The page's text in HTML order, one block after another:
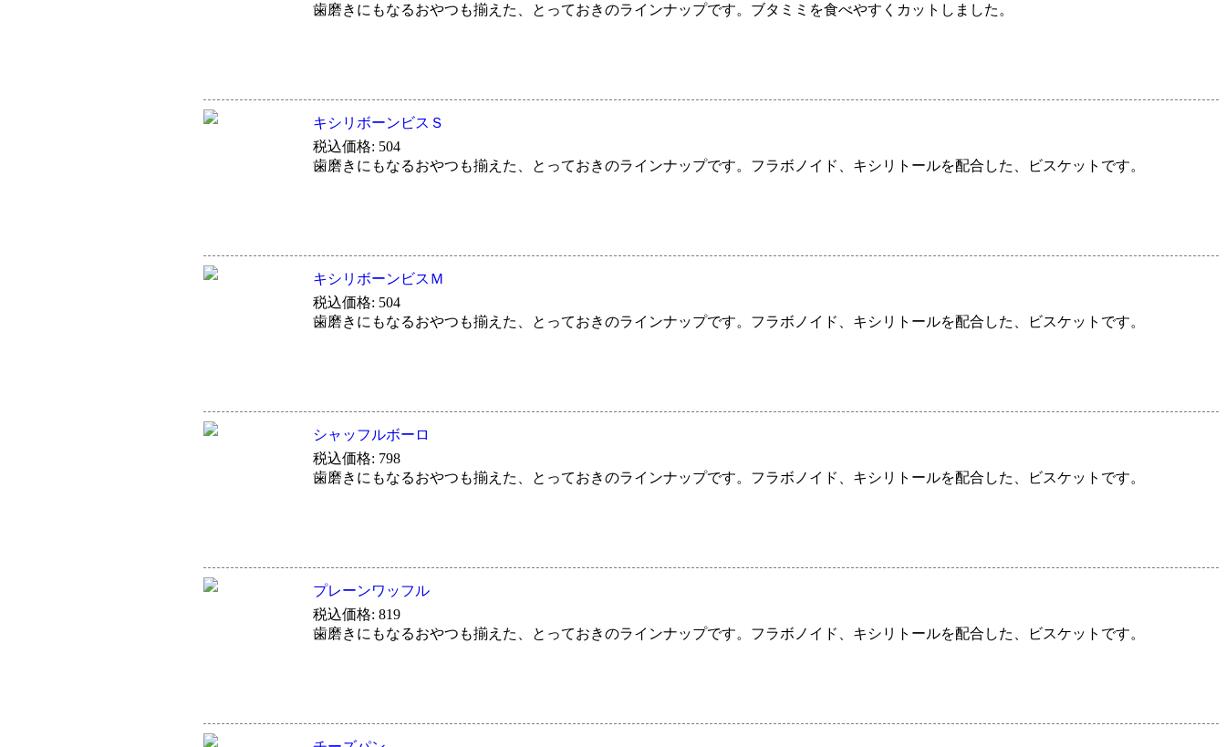
歯磨きにもなるおやつも揃えた、とっておきのラインナップです。ブタミミを食べやすくカットしました。
キシリボーンビスＳ
税込価格: 504
歯磨きにもなるおやつも揃えた、とっておきのラインナップです。フラボノイド、キシリトールを配合した、ビスケットです。
キシリボーンビスＭ
税込価格: 504
歯磨きにもなるおやつも揃えた、とっておきのラインナップです。フラボノイド、キシリトールを配合した、ビスケットです。
シャッフルボーロ
税込価格: 798
歯磨きにもなるおやつも揃えた、とっておきのラインナップです。フラボノイド、キシリトールを配合した、ビスケットです。
プレーンワッフル
税込価格: 819
歯磨きにもなるおやつも揃えた、とっておきのラインナップです。フラボノイド、キシリトールを配合した、ビスケットです。